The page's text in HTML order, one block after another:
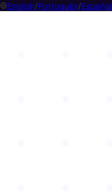
English/Português/Español